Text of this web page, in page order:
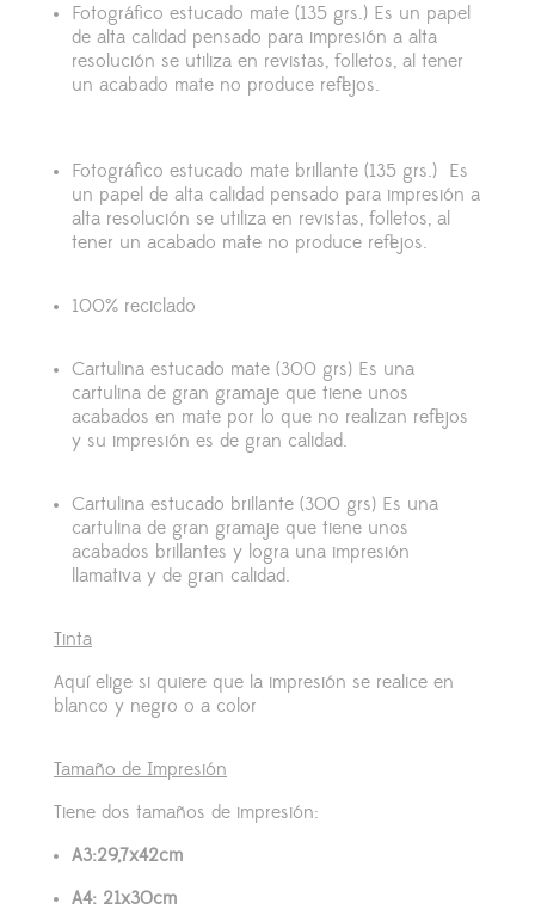
Fotográfico estucado mate (135 grs.) Es un papel
de alta calidad pensado para impresión a alta
resolución se utiliza en revistas, folletos, al tener
un acabado mate no produce reflejos.
Fotográfico estucado mate brillante (135 grs.) Es
un papel de alta calidad pensado para impresión a
alta resolución se utiliza en revistas, folletos, al
tener un acabado mate no produce reflejos.
100% reciclado
Cartulina estucado mate (300 grs) Es una
cartulina de gran gramaje que tiene unos
acabados en mate por lo que no realizan reflejos
y su impresión es de gran calidad.
Cartulina estucado brillante (300 grs) Es una
cartulina de gran gramaje que tiene unos
acabados brillantes y logra una impresión
llamativa y de gran calidad.
Tinta
Aquí elige si quiere que la impresión se realice en
blanco y negro o a color
Tamaño de Impresión
Tiene dos tamaños de impresión:
A3:29,7x42cm
A4: 21x30cm